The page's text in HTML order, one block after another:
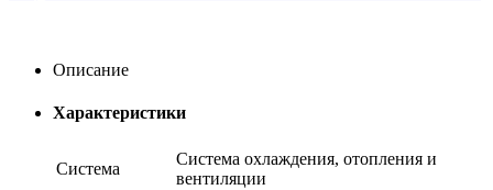
Описание
Характеристики
Система
Система охлаждения, отопления и
вентиляции